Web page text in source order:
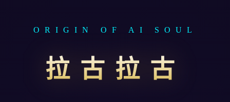
ORIGIN OF AI SOUL
拉古拉古